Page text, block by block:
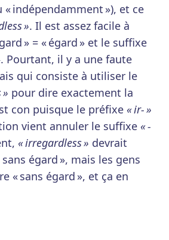
« indépendamment »), et ce
». Il est assez facile à
» = « égard » et le suffixe
Pourtant, il y a une faute
qui consiste à utiliser le
pour dire exactement la
con puisque le préfixe « ir- »
vient annuler le suffixe « -
« irregardless » devrait
égard », mais les gens
« sans égard », et ça en